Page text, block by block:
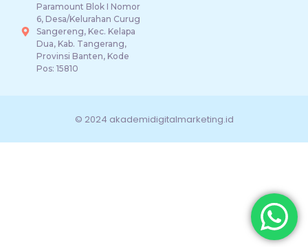
Paramount Blok I Nomor
6, Desa/Kelurahan Curug
Sangereng, Kec. Kelapa
Dua, Kab. Tangerang,
Provinsi Banten, Kode
Pos: 15810
© 2024 akademidigitalmarketing.id